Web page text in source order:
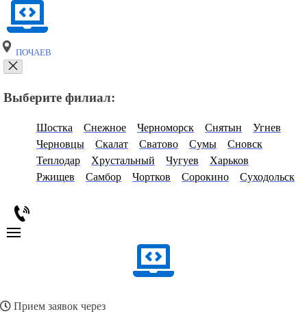
ПОЧАЕВ
Выберите филиал:
Шостка Снежное Черноморск Снятын
Угнев
Черновцы
Скалат Сватово Сумы
Сновск
Теплодар
Хрустальный Чугуев
Харьков
Ржищев
Самбор Чортков Сорокино Суходольск
Прием заявок через